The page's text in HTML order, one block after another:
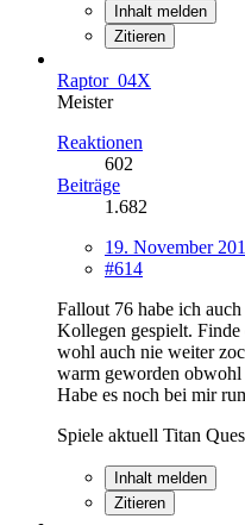
Inhalt melden
Zitieren
Raptor_04X
Meister
Reaktionen
602
Beiträge
1.682
19. November
#614
Fallout 76 habe ich
Kollegen gespielt.
wohl auch nie weiter
warm geworden obwohl
Habe es noch bei mir
Spiele aktuell Titan
Inhalt melden
Zitieren